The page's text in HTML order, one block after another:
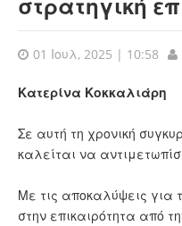
στρατηγική
01 Ιουλ, 2025 | 10:58
Κατερίνα Κοκκαλιάρη
Σε αυτή τη χρονική
καλείται να
Με τις αποκαλύψεις για
στην επικαιρότητα από